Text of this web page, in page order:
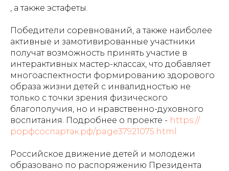
, а также эстафеты.
Победители соревнований, а также наиболее
активные и замотивированные участники
получат возможность принять участие в
интерактивных мастер-классах, что добавляет
многоаспектности формированию здорового
образа жизни детей с инвалидностью не
только с точки зрения физического
благополучия, но и нравственно-духовного
воспитания. Подробнее о проекте - https://
рорфсоспартак.рф/page37921075.html
Российское движение детей и молодежи
образовано по распоряжению Президента